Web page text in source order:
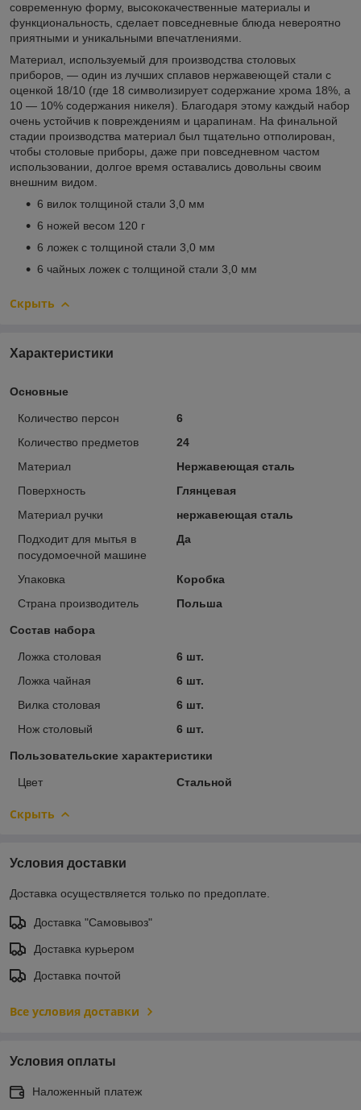
современную форму, высококачественные материалы и
функциональность, сделает повседневные блюда невероятно
приятными и уникальными впечатлениями.
Материал, используемый для производства столовых
приборов, — один из лучших сплавов нержавеющей стали с
оценкой 18/10 (где 18 символизирует содержание хрома 18%, а
10 — 10% содержания никеля). Благодаря этому каждый набор
очень устойчив к повреждениям и царапинам. На финальной
стадии производства материал был тщательно отполирован,
чтобы столовые приборы, даже при повседневном частом
использовании, долгое время оставались довольны своим
внешним видом.
6 вилок толщиной стали 3,0 мм
6 ножей весом 120 г
6 ложек с толщиной стали 3,0 мм
6 чайных ложек с толщиной стали 3,0 мм
Скрыть
Характеристики
Основные
Количество персон
6
Количество предметов
24
Материал
Нержавеющая сталь
Поверхность
Глянцевая
Материал ручки
нержавеющая сталь
Подходит для мытья в
посудомоечной машине
Да
Упаковка
Коробка
Страна производитель
Польша
Состав набора
Ложка столовая
6 шт.
Ложка чайная
6 шт.
Вилка столовая
6 шт.
Нож столовый
6 шт.
Пользовательские характеристики
Цвет Стальной
Скрыть
Условия доставки
Доставка осуществляется только по предоплате.
Доставка "Самовывоз"
Доставка курьером
Доставка почтой
Все условия доставки
Условия оплаты
Наложенный платеж